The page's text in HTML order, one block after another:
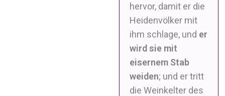
hervor, damit er die
Heidenvölker mit
ihm schlage, und er
wird sie mit
eisernem Stab
weiden; und er tritt
die Weinkelter des